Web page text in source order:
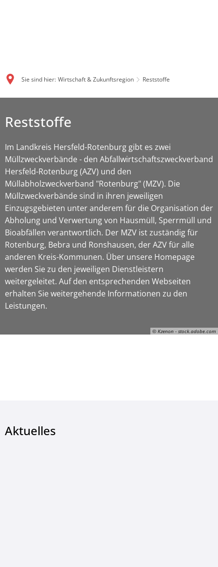
Sie sind hier: Wirtschaft & Zukunftsregion Reststoffe
© Kzenon - stock.adobe.com
Reststoffe
Im Landkreis Hersfeld-Rotenburg gibt es zwei
Müllzweckverbände - den Abfallwirtschaftszweckverband
Hersfeld-Rotenburg (AZV) und den
Müllabholzweckverband "Rotenburg" (MZV). Die
Müllzweckverbände sind in ihren jeweiligen
Einzugsgebieten unter anderem für die Organisation der
Abholung und Verwertung von Hausmüll, Sperrmüll und
Bioabfällen verantwortlich. Der MZV ist zuständig für
Rotenburg, Bebra und Ronshausen, der AZV für alle
anderen Kreis-Kommunen. Über unsere Homepage
werden Sie zu den jeweiligen Dienstleistern
weitergeleitet. Auf den entsprechenden Webseiten
erhalten Sie weitergehende Informationen zu den
Leistungen.
Aktuelles